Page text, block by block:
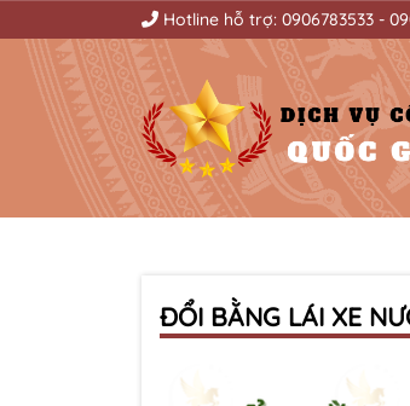
Hotline hỗ trợ: 0906783533 -
ĐỔI BẰNG LÁI XE